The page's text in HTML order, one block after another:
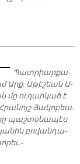
ներս: